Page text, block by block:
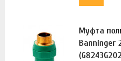
Муфта
Banninger